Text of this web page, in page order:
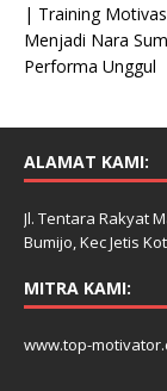
| Training
Menjadi Nara
Performa Unggul
ALAMAT KAMI:
Jl. Tentara Rakyat
Bumijo, Kec Jetis
MITRA KAMI:
www.top-